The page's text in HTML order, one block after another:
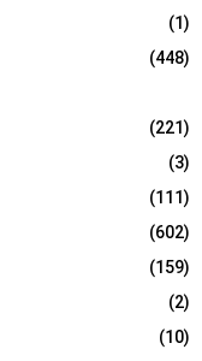
(1)
(448)
(221)
(3)
(111)
(602)
(159)
(2)
(10)